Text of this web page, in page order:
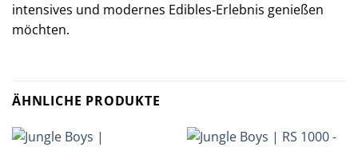
intensives und modernes Edibles‑Erlebnis genießen
möchten.
ÄHNLICHE PRODUKTE